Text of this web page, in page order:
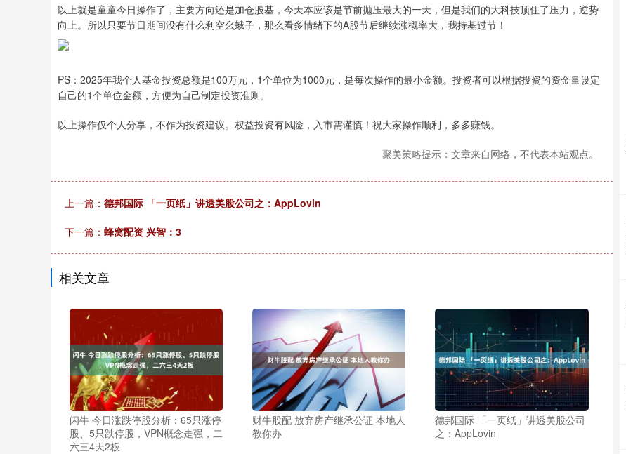
以上就是童童今日操作了，主要方向还是加仓股基，今天本应该是节前抛压最大的一天，但是我们的大科技顶住了压力，逆势
向上。所以只要节日期间没有什么利空幺蛾子，那么看多情绪下的A股节后继续涨概率大，我持基过节！
PS：2025年我个人基金投资总额是100万元，1个单位为1000元，是每次操作的最小金额。投资者可以根据投资的资金量设定
自己的1个单位金额，方便为自己制定投资准则。
以上操作仅个人分享，不作为投资建议。权益投资有风险，入市需谨慎！祝大家操作顺利，多多赚钱。
聚美策略提示：文章来自网络，不代表本站观点。
上一篇： 德邦国际 「一页纸」讲透美股公司之：AppLovin
下一篇： 蜂窝配资 兴智：3
相关文章
闪牛 今日涨跌停股分析：65只涨停
股、5只跌停股，VPN概念走强，二
六三4天2板
财牛股配 放弃房产继承公证 本地人
教你办
德邦国际 「一页纸」讲透美股公司
之：AppLovin